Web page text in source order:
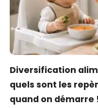
Diversification
quels sont les
quand on démarre !